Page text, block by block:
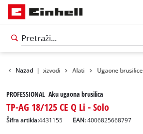
Nazad |Proizvodi Alati Ugaone brusilice
PROFESSIONAL Aku ugaona brusilica
TP-AG 18/125 CE Q Li - Solo
Šifra artikla:4431155 EAN:4006825668797